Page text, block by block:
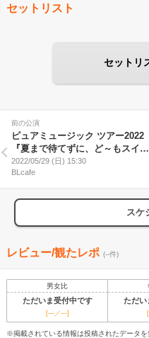
セットリスト
セットリ
前の公演
ピュアミュージック ツアー2022
『夏まで待てずに、ど～もスイマ
セン!』
2022/05/29 (日) 15:30
BLcafe
スケ
レビュー/観たレポ (--件)
男女比
ただいま受付中です ただい
[---／---]
※掲載されている情報は投稿されたデータ